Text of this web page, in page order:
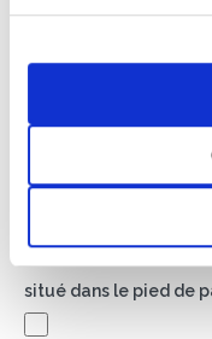
Politique de
J'autorise le
En cochant cette
Basic S.B.R.L. par le
situé dans le pied de